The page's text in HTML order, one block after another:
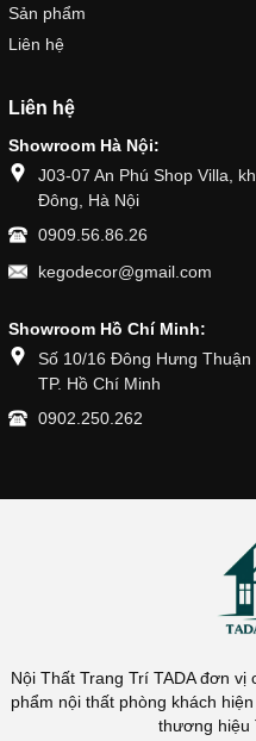
Sản phẩm
Liên hệ
Liên hệ
Showroom Hà Nội:
J03-07 An Phú Shop Villa,
Đông, Hà Nội
0909.56.86.26
kegodecor@gmail.com
Showroom Hồ Chí Minh:
Số 10/16 Đông Hưng Thuận
TP. Hồ Chí Minh
0902.250.262
Nội Thất Trang Trí TADA đơn
phẩm nội thất phòng khách
thương hiệu